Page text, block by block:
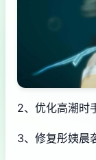
2、优化高潮时
3、修复彤姨晨